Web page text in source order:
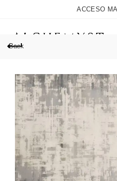
ACCESO
Back